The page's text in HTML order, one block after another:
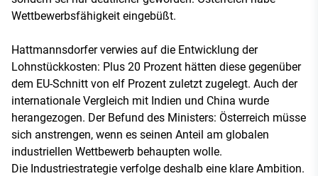
Wettbewerbsfähigkeit eingebüßt.
Hattmannsdorfer verwies auf die Entwicklung der
Lohnstückkosten: Plus 20 Prozent hätten diese gegenüber
dem EU-Schnitt von elf Prozent zuletzt zugelegt. Auch der
internationale Vergleich mit Indien und China wurde
herangezogen. Der Befund des Ministers: Österreich müsse
sich anstrengen, wenn es seinen Anteil am globalen
industriellen Wettbewerb behaupten wolle.
Die Industriestrategie verfolge deshalb eine klare Ambition.